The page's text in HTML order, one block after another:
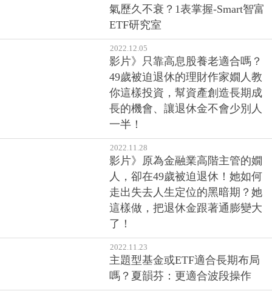
氣歷久不衰？1表掌握-Smart智富
ETF研究室
2022.12.05
影片》只靠高息股養老適合嗎？
49歲被迫退休的理財作家嫺人教
你這樣投資，幫資產創造長期成
長的機會、讓退休金不會少別人
一半！
2022.11.28
影片》原為金融業高階主管的嫺
人，卻在49歲被迫退休！她如何
走出失去人生定位的黑暗期？她
這樣做，把退休金跟著通膨變大
了！
2022.11.23
主題型基金或ETF適合長期布局
嗎？夏韻芬：更適合波段操作